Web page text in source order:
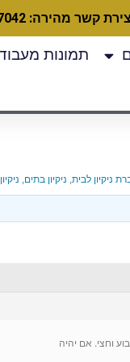
קשר מהירה: 054-9447042
תמונות
ניקיון לבית, ניקיון בתים,
וחצי. אם יהיה